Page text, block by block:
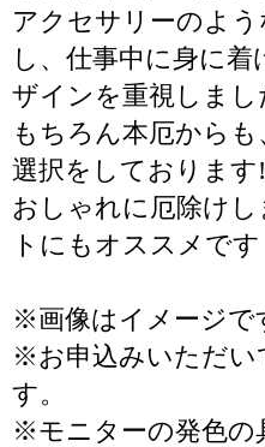
アクセサリーのよ
し、仕事中に身に
ザインを重視しまし
もちろん本厄から
選択をしております!
おしゃれに厄除け
トにもオススメです
※画像はイメージで
※お申込みいただい
す。
※モニターの発色の